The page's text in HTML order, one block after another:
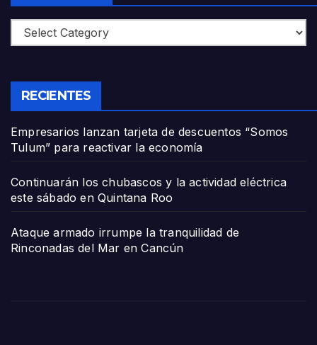
Categories
RECIENTES
Empresarios lanzan tarjeta de descuentos “Somos
Tulum” para reactivar la economía
Continuarán los chubascos y la actividad eléctrica
este sábado en Quintana Roo
Ataque armado irrumpe la tranquilidad de
Rinconadas del Mar en Cancún